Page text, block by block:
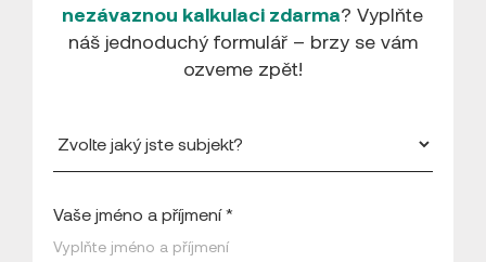
nezávaznou kalkulaci zdarma? Vyplňte
náš jednoduchý formulář – brzy se vám
ozveme zpět!
Vaše jméno a příjmení *